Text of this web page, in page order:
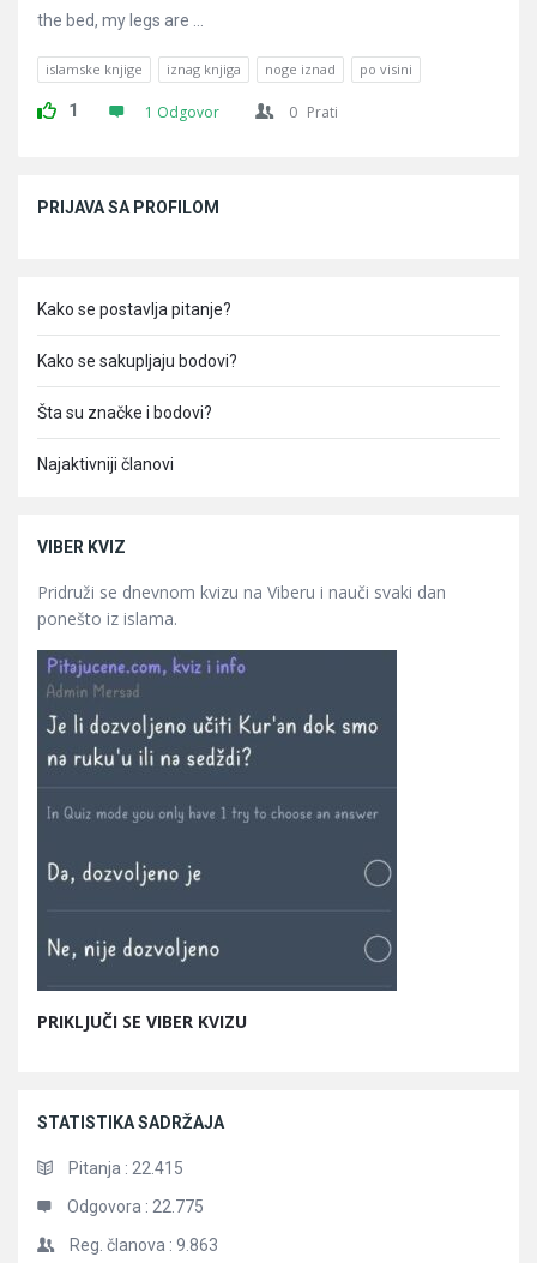
the bed, my legs are ...
islamske knjige iznag knjiga noge iznad po visini
1 1 Odgovor 0 Prati
PRIJAVA SA PROFILOM
Kako se postavlja pitanje?
Kako se sakupljaju bodovi?
Šta su značke i bodovi?
Najaktivniji članovi
VIBER KVIZ
Pridruži se dnevnom kvizu na Viberu i nauči svaki dan
ponešto iz islama.
PRIKLJUČI SE VIBER KVIZU
STATISTIKA SADRŽAJA
Pitanja : 22.415
Odgovora : 22.775
Reg. članova : 9.863